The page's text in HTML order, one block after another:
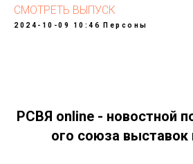
СМОТРЕТЬ ВЫПУСК
2024-10-09 10:46 Персоны
РСВЯ online - новостной
ого союза выставок